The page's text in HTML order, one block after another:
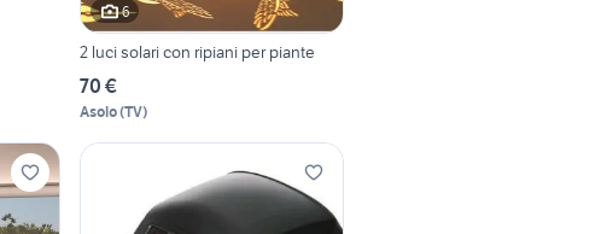
6
2 luci solari con ripiani per piante
70 €
Asolo(TV)